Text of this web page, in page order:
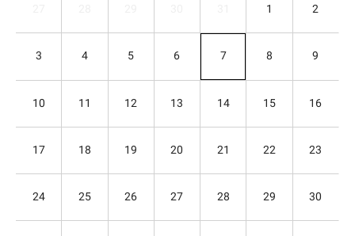
1 2
3 4 5 6 7 8 9
10 11 12 13 14 15 16
17 18 19 20 21 22 23
24 25 26 27 28 29 30